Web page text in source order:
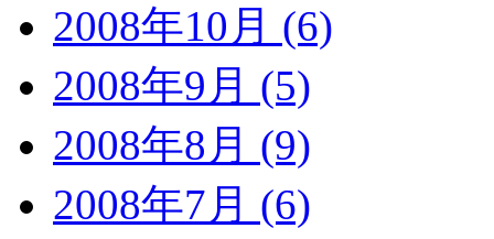
2008年10月 (6)
2008年9月 (5)
2008年8月 (9)
2008年7月 (6)